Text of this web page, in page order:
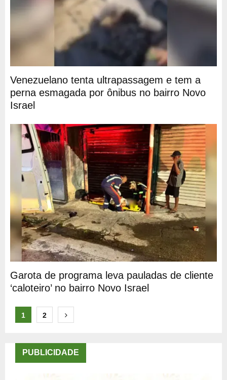
Venezuelano tenta ultrapassagem e tem a
perna esmagada por ônibus no bairro Novo
Israel
Garota de programa leva pauladas de cliente
‘caloteiro’ no bairro Novo Israel
Paginação
posts
1 2
PUBLICIDADE